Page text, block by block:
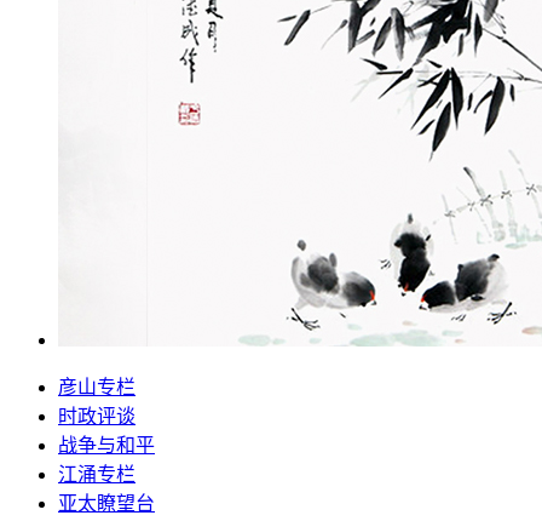
彦山专栏
时政评谈
战争与和平
江涌专栏
亚太瞭望台